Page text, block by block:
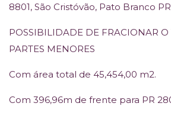
8801, São Cristóvão, Pato Branco
POSSIBILIDADE DE FRACIONAR O
PARTES MENORES
Com área total de 45,454,00 m2.
Com 396,96m de frente para PR